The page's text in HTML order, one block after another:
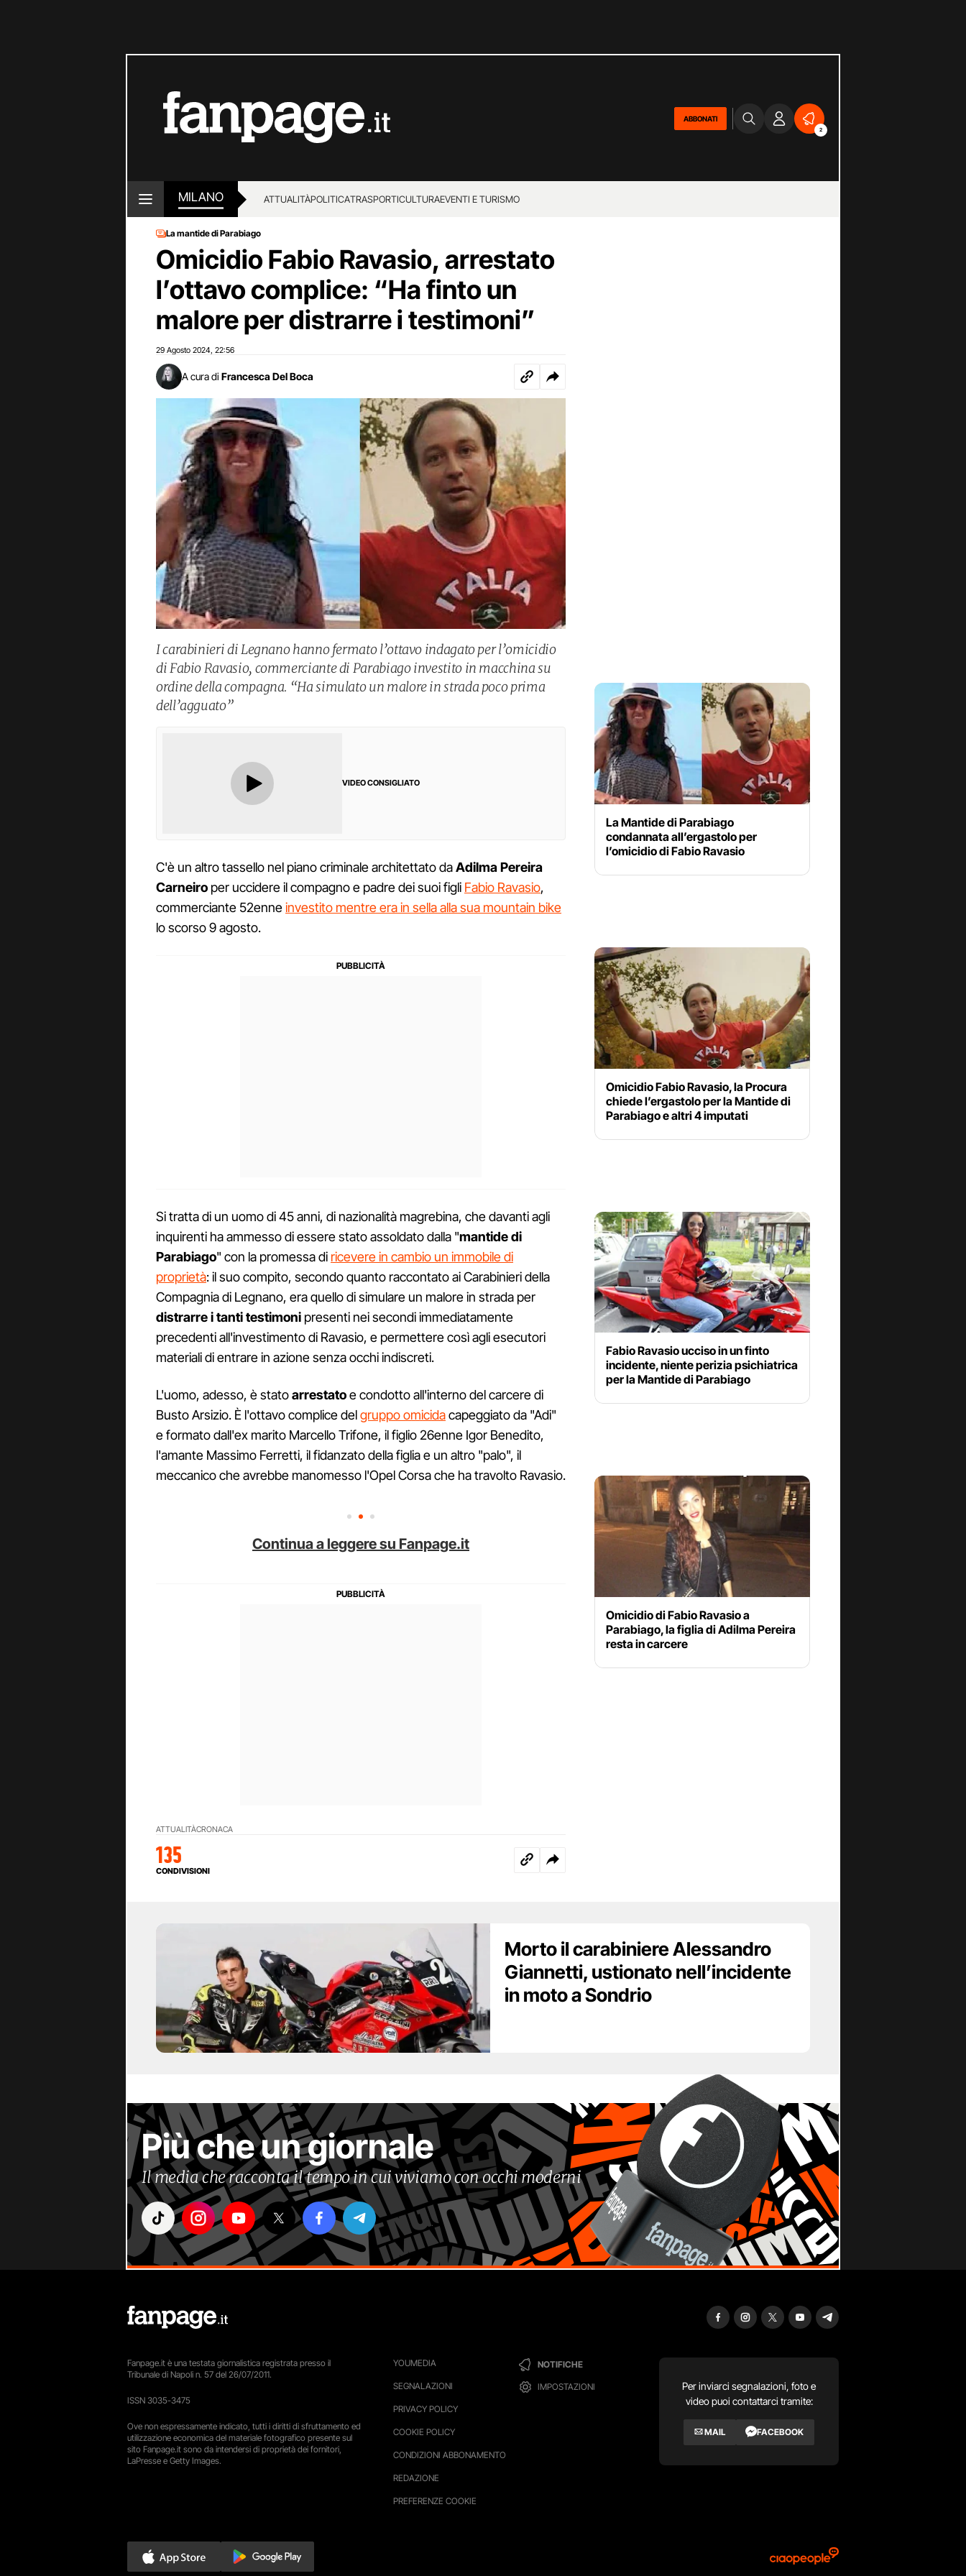
ABBONATI
2
MILANO ATTUALITÀPOLITICATRASPORTICULTURAEVENTI E TURISMO
La mantide di Parabiago
Omicidio Fabio Ravasio, arrestato
l’ottavo complice: “Ha finto un
malore per distrarre i testimoni”
29 Agosto 2024 22:56
A cura di Francesca Del Boca
I carabinieri di Legnano hanno fermato l’ottavo indagato per l’omicidio
di Fabio Ravasio, commerciante di Parabiago investito in macchina su
ordine della compagna. “Ha simulato un malore in strada poco prima
dell’agguato”
VIDEO CONSIGLIATO
C'è un altro tassello nel piano criminale architettato daAdilma Pereira
Carneiro per uccidere il compagno e padre dei suoi figli Fabio Ravasio,
commerciante 52enneinvestito mentre era in sella alla sua mountain bike
lo scorso 9 agosto.
Si tratta di un uomo di 45 anni, di nazionalità magrebina, che davanti agli
inquirenti ha ammesso di essere stato assoldato dalla "mantide di
Parabiago" con la promessa di ricevere in cambio un immobile di
proprietà: il suo compito, secondo quanto raccontato ai Carabinieri della
Compagnia di Legnano, era quello di simulare un malore in strada per
distrarre i tanti testimoni presenti nei secondi immediatamente
precedenti all'investimento di Ravasio, e permettere così agli esecutori
materiali di entrare in azione senza occhi indiscreti.
L'uomo, adesso, è statoarrestatoe condotto all'interno del carcere di
Busto Arsizio. È l'ottavo complice delgruppo omicidacapeggiato da "Adi"
e formato dall'ex marito Marcello Trifone, il figlio 26enne Igor Benedito,
l'amante Massimo Ferretti, il fidanzato della figlia e un altro "palo", il
meccanico che avrebbe manomesso l'Opel Corsa che ha travolto Ravasio.
Continua a leggere su Fanpage.it
ATTUALITÀCRONACA
135
CONDIVISIONI
La Mantide di Parabiago
condannata all’ergastolo per
l’omicidio di Fabio Ravasio
Omicidio Fabio Ravasio, la Procura
chiede l’ergastolo per la Mantide di
Parabiago e altri 4 imputati
Fabio Ravasio ucciso in un finto
incidente, niente perizia psichiatrica
per la Mantide di Parabiago
Omicidio di Fabio Ravasio a
Parabiago, la figlia di Adilma Pereira
resta in carcere
Morto il carabiniere Alessandro
Giannetti, ustionato nell’incidente
in moto a Sondrio
Più che un giornale
Il media che racconta il tempo in cui viviamo con occhi moderni
YOUMEDIA
SEGNALAZIONI
PRIVACY POLICY
COOKIE POLICY
CONDIZIONI ABBONAMENTO
REDAZIONE
PREFERENZE COOKIE
NOTIFICHE
IMPOSTAZIONI
Per inviarci segnalazioni, foto e
video puoi contattarci tramite:
MAIL FACEBOOK
Fanpage.it è una testata giornalistica registrata presso il
Tribunale di Napoli n. 57 del 26/07/2011.
ISSN 3035-3475
Ove non espressamente indicato, tutti i diritti di sfruttamento ed
utilizzazione economica del materiale fotografico presente sul
sito Fanpage.it sono da intendersi di proprietà dei fornitori,
LaPresse e Getty Images.